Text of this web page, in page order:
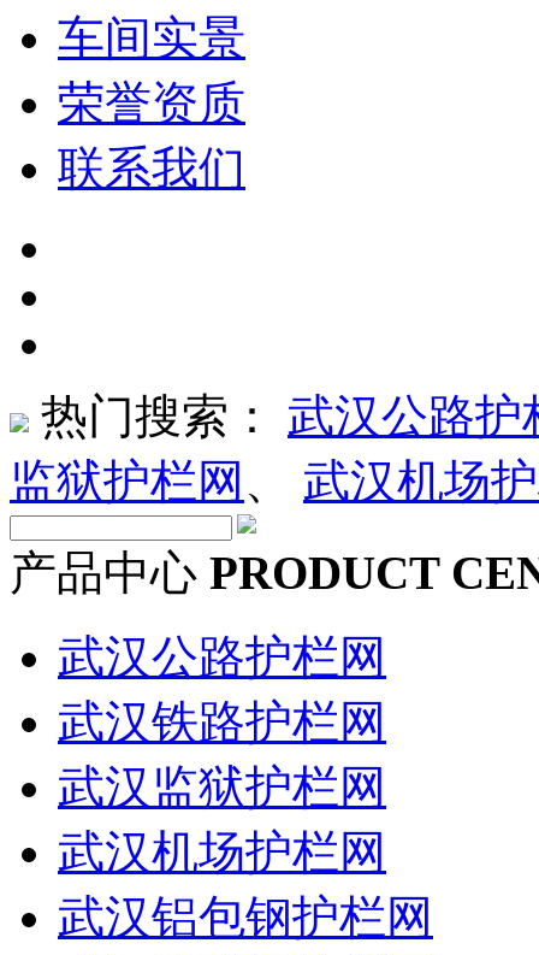
车间实景
荣誉资质
联系我们
热门搜索： 武汉公路护
监狱护栏网 、 武汉机场
产品中心 PRODUCT
武汉公路护栏网
武汉铁路护栏网
武汉监狱护栏网
武汉机场护栏网
武汉铝包钢护栏网